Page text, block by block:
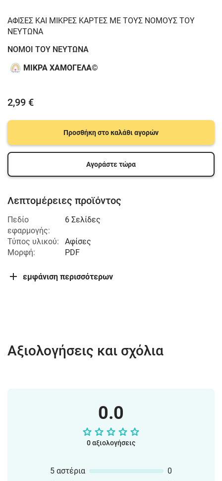
ΑΦΙΣΕΣ ΚΑΙ ΜΙΚΡΕΣ ΚΑΡΤΕΣ ΜΕ ΤΟΥΣ ΝΟΜΟΥΣ ΤΟΥ
ΝΕΥΤΩΝΑ
NOMOI TOY NEΥΤΩΝΑ
ΜΙΚΡΑ ΧΑΜΟΓΕΛΑ©️
2,99 €
Προσθήκη στο καλάθι αγορών
Αγοράστε τώρα
Λεπτομέρειες προϊόντος
Πεδίο
εφαρμογής:
6 Σελίδες
Τύπος υλικού:
Αφίσες
Μορφή:
PDF
εμφάνιση περισσότερων
Αξιολογήσεις και σχόλια
0.0
0 αξιολογήσεις
5 αστέρια
0